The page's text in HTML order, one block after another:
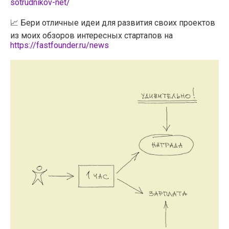
sotrudnikov-net/
📈 Бери отличные идеи для развития своих проектов
из моих обзоров интересных стартапов на
https://fastfounder.ru/news